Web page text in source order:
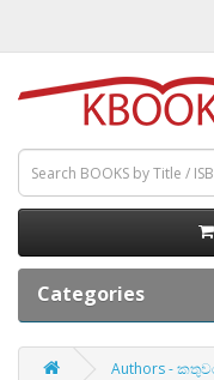
Categories
Authors -